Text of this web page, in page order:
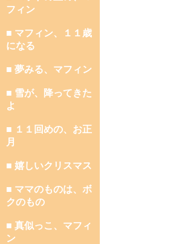
フィン
■ マフィン、１１歳
になる
■ 夢みる、マフィン
■ 雪が、降ってきた
よ
■ １１回めの、お正
月
■ 嬉しいクリスマス
■ ママのものは、ボ
クのもの
■ 真似っこ、マフィ
ン